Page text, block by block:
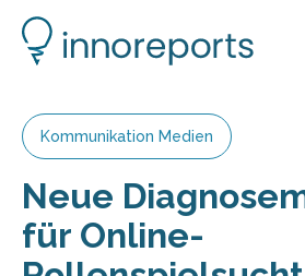
Kommunikation Medien
Neue
für Online-